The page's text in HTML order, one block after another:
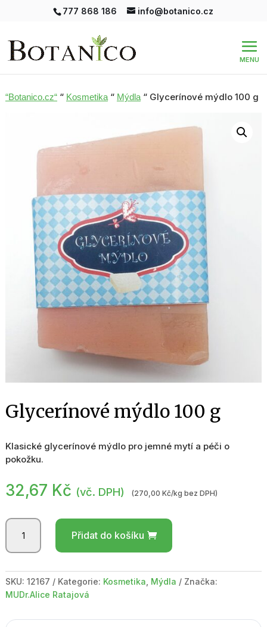
777 868 186 info@botanico.cz
“Botanico.cz““ Kosmetika“ Mýdla“ Glycerínové mýdlo 100 g
Glycerínové mýdlo 100 g
Klasické glycerínové mýdlo pro jemné mytí a péči o
pokožku.
32,67 Kč (vč. DPH) (270,00 Kč/kg bez DPH)
Glycerínové
mýdlo
100
množství
Přidat do košíku
SKU: 12167 Kategorie: Kosmetika Mýdla
Značka:
MUDr.Alice Ratajová